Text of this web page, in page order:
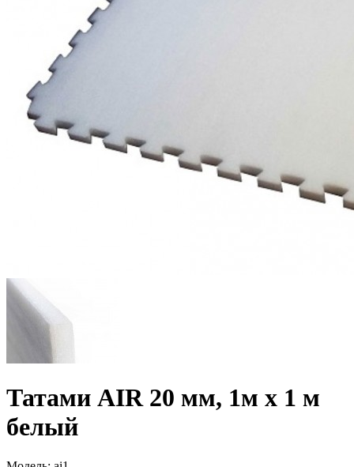
Татами AIR 20 мм, 1м х 1 м
белый